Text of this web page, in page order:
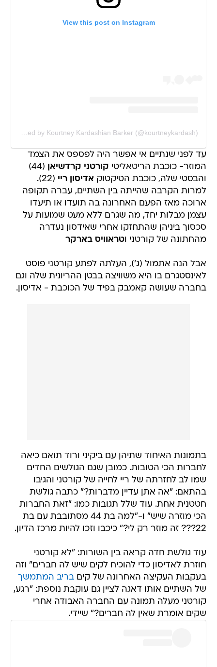
View this post on Instagram
עד לפני שנתיים אי אפשר היה לפספס את הצמד
המוזר- כוכבת הריטאליטי קורטני קרדשיאן
(44)
והבסטי שלה, כוכבת הטיקטוק אדיסון ריי
(22).
למרות הקרבה שהייתה בין השתיים, עברה תקופה
ארוכה מאז הפעם האחרונה בה תועדו או תיעדו
עצמן מבלות יחד, מה שגרם ללא מעט שמועות על
סכסוך ביניהן שהתחזקו אחרי שאידסון נעדרה
מהחתונה של קורטני וטראוויס בארקר
אבל הנה אתמול (ג'), העלתה לפתע קורטני פוסט
לאינסטגרם בו היא משוויצה בבטן ההריונית שלה וגם
בחברה שעושה קאמבק בפיד של הכוכבת - אדיסון.
בתמונות האיחוד שתיהן עם ביקיני ורוד תואם כיאה
לחברות הכי הטובות. כמובן שגם הגולשים החדים
שמו לב לחזרתה של ריי לחייה של קורטני והגיבו
בהתאם: "אה אתן עדיין מדברות?" כתבה גולשת
חטטנית אחת. עוד שלל תגובות כמו: "זאת החברות
הכי מוזרה שיש" ו-"למה בת 44 מסתובבת עם בת
22??? זה מוזר רק לי?" כיכבו וזכו להיות מרכז הדיון.
עוד גולשת חדה קראה בין השורות: "לא קורטני
חוזרת לאדיסון כדי להוכיח לקים שיש לה חברים" וזה
בעקבות העקיצה האחרונה של קיםבריב המתמשך
של השתיים אותו דאגה לציין גם עוקבת נוספת: "רגע,
קורטני מעלה תמונה עם החברה האבודה אחרי
שקים אומרת שאין לה חברים?" שיידי.